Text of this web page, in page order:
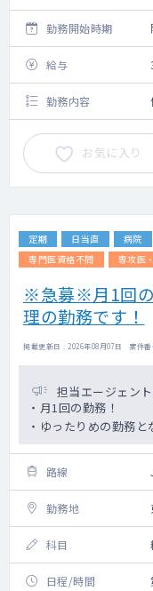
勤務開始時期
給与
勤務内容
お気に入り
定期 日当直 病院
専門医資格不問
専攻医
※急募※月1回の
理の勤務です！
掲載更新日 : 2026年08月07日 案件番
担当エージェン
・月1回の勤務！
・ゆったりめの勤務と
路線
勤務地
科目
日程/時間